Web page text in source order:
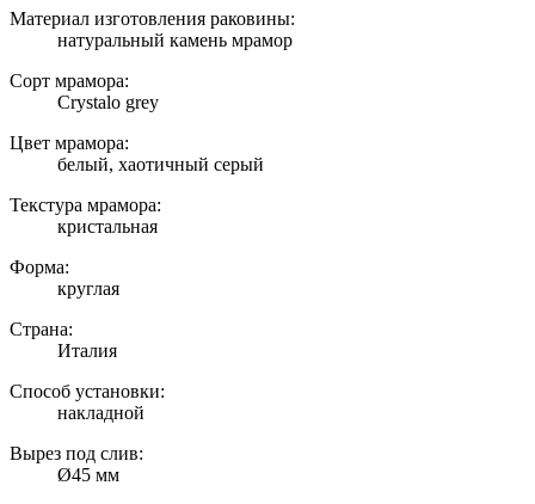
Материал изготовления раковины:
натуральный камень мрамор
Сорт мрамора:
Crystalo grey
Цвет мрамора:
белый, хаотичный серый
Текстура мрамора:
кристальная
Форма:
круглая
Страна:
Италия
Способ установки:
накладной
Вырез под слив:
Ø45 мм